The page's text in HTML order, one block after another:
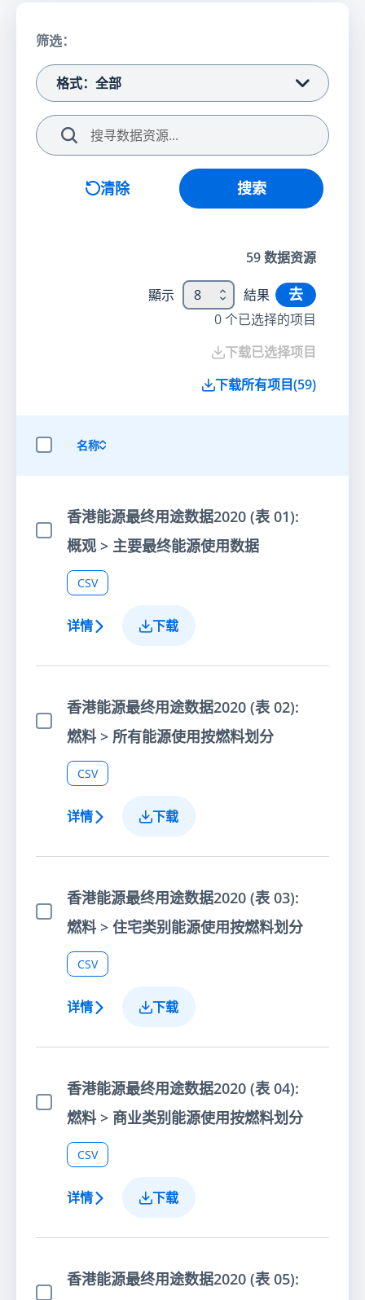
筛选：
格式：全部
清除 搜索
59数据资源
顯示 8 結果 去
0个已选择的项目
下载已选择项目
下载所有项目(59)
名称
选择项目
香港能源最终用途数据2020 (表 01):
概观 > 主要最终能源使用数据
CSV
详情 下载
选择项目
香港能源最终用途数据2020 (表 02):
燃料 > 所有能源使用按燃料划分
CSV
详情 下载
选择项目
香港能源最终用途数据2020 (表 03):
燃料 > 住宅类别能源使用按燃料划分
CSV
详情 下载
选择项目
香港能源最终用途数据2020 (表 04):
燃料 > 商业类别能源使用按燃料划分
CSV
详情 下载
香港能源最终用途数据2020 (表 05):